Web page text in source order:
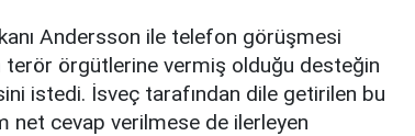
Andersson ile telefon görüşmesi
terör örgütlerine vermiş olduğu desteğin
istedi. İsveç tarafından dile getirilen bu
net cevap verilmese de ilerleyen